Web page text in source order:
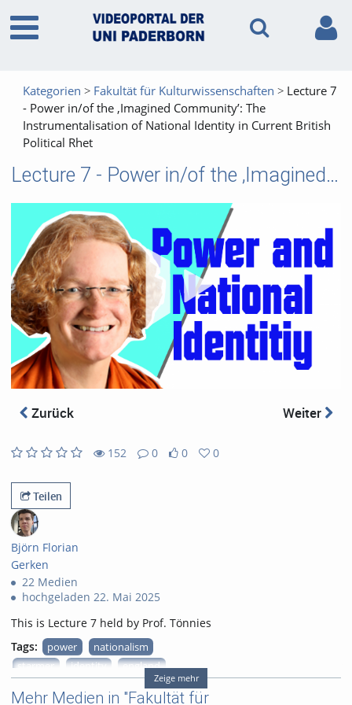
Kategorien Fakultät für Kulturwissenschaften
Lecture 7
- Power in/of the ‚Imagined Community’: The
Instrumentalisation of National Identity in Current British
Political Rhet
Lecture 7 - Power in/of the ‚Imagined Community’: The Instrumentalisation of National Identity in Current British Political Rhet
Zurück Weiter
152
views
0
Kommentare
0
likes
0
favorites
Teilen
Björn Florian
Gerken
22 Medien
hochgeladen 22. Mai 2025
This is Lecture 7 held by Prof. Tönnies
Tags:
power
nationalism
starmer
identity
england
Zeige mehr
Mehr Medien in "Fakultät für